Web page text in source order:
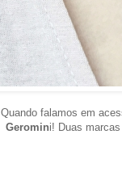
Quando falamos em
Geromini! Duas